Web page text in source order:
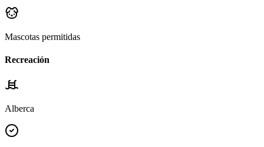
Mascotas permitidas
Recreación
Alberca